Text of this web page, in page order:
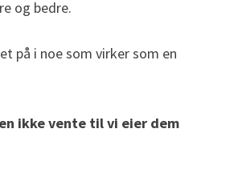
og bedre.
på i noe som virker som en
ikke vente til vi eier dem